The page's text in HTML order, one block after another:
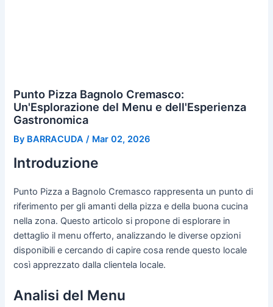
Punto Pizza Bagnolo Cremasco:
Un'Esplorazione del Menu e dell'Esperienza
Gastronomica
By BARRACUDA / Mar 02, 2026
Introduzione
Punto Pizza a Bagnolo Cremasco rappresenta un punto di
riferimento per gli amanti della pizza e della buona cucina
nella zona. Questo articolo si propone di esplorare in
dettaglio il menu offerto, analizzando le diverse opzioni
disponibili e cercando di capire cosa rende questo locale
così apprezzato dalla clientela locale.
Analisi del Menu